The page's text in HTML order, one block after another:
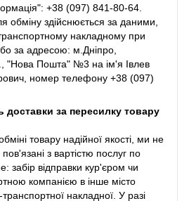
+38 (097) 841-80-64.
обміну здійснюється за даними,
накладному при
за адресою: м.Дніпро,
"Нова Пошта" №3 на ім'я Івлев
номер телефону +38 (097)
доставки за пересилку товару
товару надійної якості, ми не
з вартістю послуг по
забір відправки кур'єром чи
компанією в інше місто
накладної. У разі